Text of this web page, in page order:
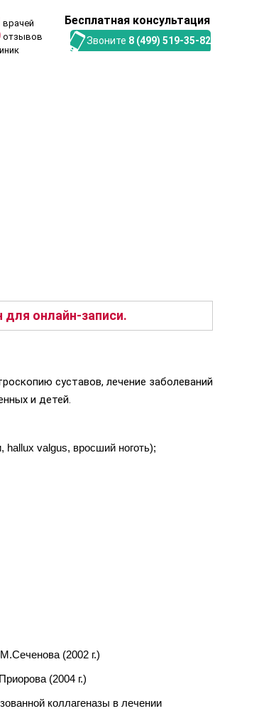
врачей
отзывов
Бесплатная консультация
Звоните 8 (499) 519-35-82
онлайн-записи.
суставов, лечение заболеваний
и детей.
hallux valgus, вросший ноготь);
(2002 г.)
(2004 г.)
коллагеназы в лечении